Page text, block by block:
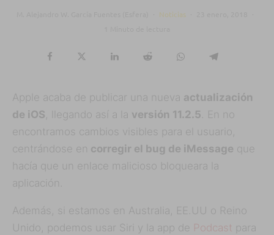
Noticias
Apple acaba de publicar una nueva actualización
de iOS , llegando así a la versión 11.2.5 . En no
encontramos cambios visibles para el usuario,
centrándose en corregir el bug de iMessage que
hacía que un enlace malicioso bloqueara la
aplicación.
Además, si estamos en Australia, EE.UU o Reino
Unido, podemos usar Siri y la app de Podcast
para